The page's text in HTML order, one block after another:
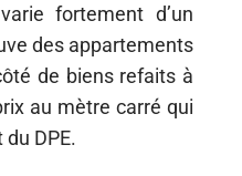
fortement d’un
des appartements
de biens refaits à
au mètre carré qui
DPE.